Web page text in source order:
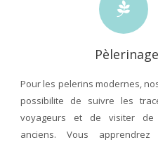
Pèlerinage
Pour les pelerins modernes,
possibilite de suivre les
voyageurs et de visiter de
anciens. Vous